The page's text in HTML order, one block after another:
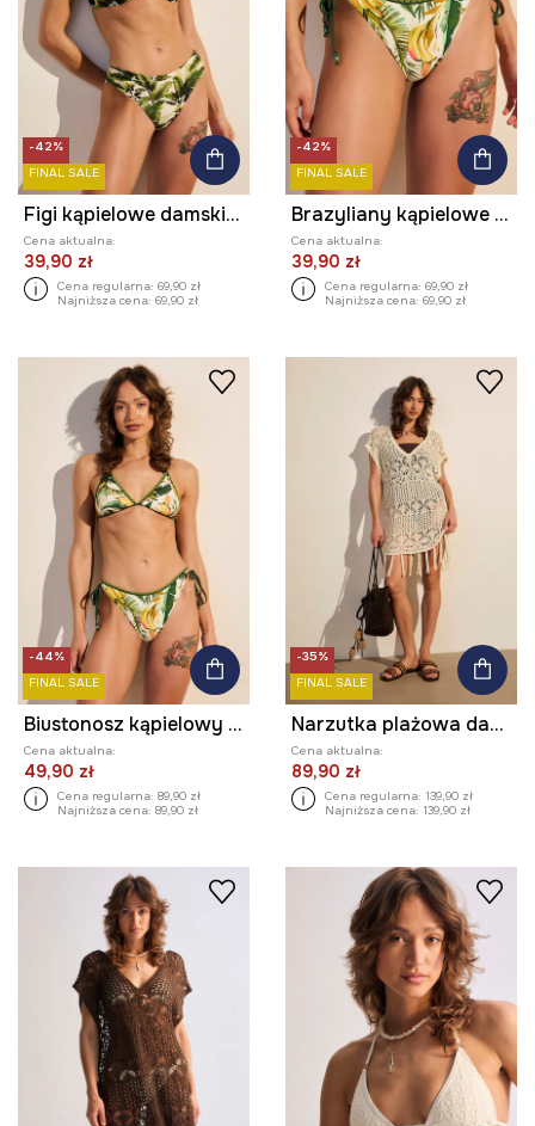
-42%
FINAL SALE
Figi kąpielowe damskie z motywem roślinnym
Cena aktualna:
39,90 zł
Cena regularna: 69,90 zł
Najniższa cena: 69,90 zł
-42%
FINAL SALE
Brazyliany kąpielowe damskie z motywem roślinnym
Cena aktualna:
39,90 zł
Cena regularna: 69,90 zł
Najniższa cena: 69,90 zł
-44%
FINAL SALE
Biustonosz kąpielowy z motywem roślinnym
Cena aktualna:
49,90 zł
Cena regularna: 89,90 zł
Najniższa cena: 89,90 zł
-35%
FINAL SALE
Narzutka plażowa damska ażurowa
Cena aktualna:
89,90 zł
Cena regularna: 139,90 zł
Najniższa cena: 139,90 zł